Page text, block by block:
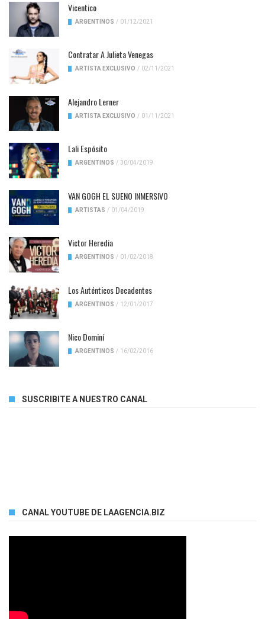
Vicentico
ARGENTINOS / 01/12/2021
Contratar A Julieta Venegas
ARTISTA EXCLUSIVO / 02/11/2021
Alejandro Lerner
ARTISTA EXCLUSIVO / 01/11/2021
Lali Espósito
ARGENTINOS / 30/04/2019
VAN GOGH EL SUENO INMERSIVO
ARTISTAS / 01/04/2019
Victor Heredia
ARGENTINOS / 01/02/2018
Los Auténticos Decadentes
ARGENTINOS / 12/01/2017
Nico Dominí
ARGENTINOS / 16/02/2016
SUSCRIBITE A NUESTRO CANAL
CANAL YOUTUBE DE LAAGENCIA.BIZ